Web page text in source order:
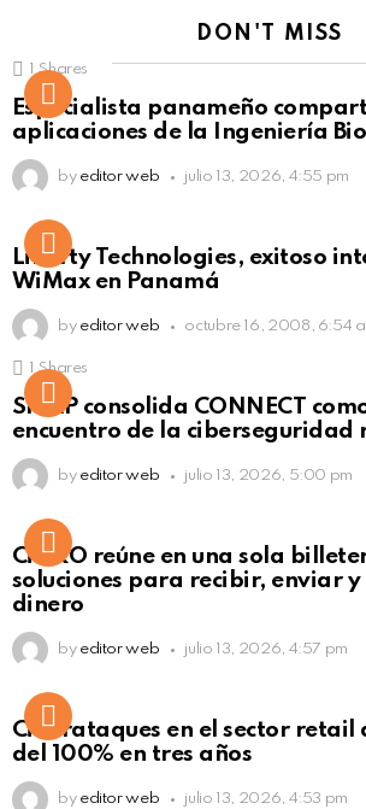
DON'T MISS
Click to view this post
Shares
Especialista panameño
aplicaciones de la Ingeniería
by editor web julio 13, 2026, 4:55 pm
Liberty Technologies, exitoso
WiMax en Panamá
by editor web octubre 16, 2008, 6:54
Click to view this post
Shares
SISAP consolida CONNECT
encuentro de la ciberseguridad
by editor web julio 13, 2026, 5:00 pm
Not Safe For Work
Click to view this post
CiNKO reúne en una sola
soluciones para recibir, enviar y
dinero
by editor web julio 13, 2026, 4:57 pm
Ciberataques en el sector retail
del 100% en tres años
by editor web julio 13, 2026, 4:53 pm